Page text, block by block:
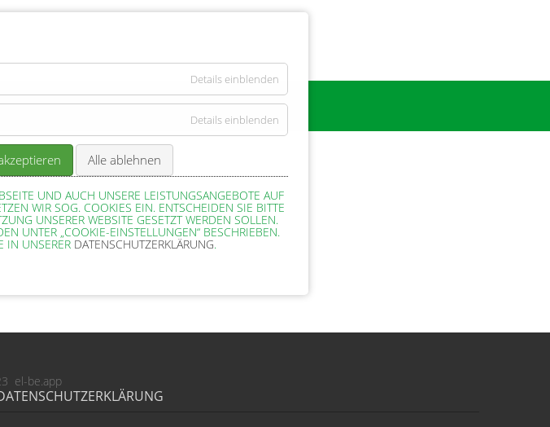
el-be.app
Details einblenden
Details einblenden
Alle ablehnen
UND AUCH UNSERE LEISTUNGSANGEBOTE AUF
WIR SOG. COOKIES EIN. ENTSCHEIDEN SIE BITTE
UNSERER WEBSITE GESETZT WERDEN SOLLEN.
UNTER „COOKIE-EINSTELLUNGEN“ BESCHRIEBEN.
IN UNSERER DATENSCHUTZERKLÄRUNG.